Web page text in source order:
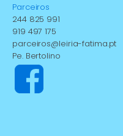
Parceiros
244 825 991
919 497 175
parceiros@leiria-fatima.pt
Pe. Bertolino